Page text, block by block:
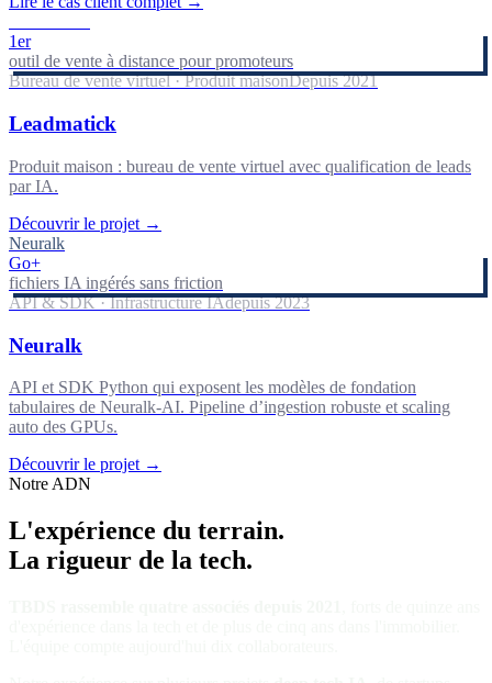
1er
outil de vente à distance pour promoteurs
Bureau de vente virtuel · Produit maisonDepuis 2021
Leadmatick
Produit maison : bureau de vente virtuel avec qualification de leads
par IA.
Découvrir le projet →
Neuralk
Go+
fichiers IA ingérés sans friction
API & SDK · Infrastructure IAdepuis 2023
Neuralk
API et SDK Python qui exposent les modèles de fondation
tabulaires de Neuralk-AI. Pipeline d’ingestion robuste et scaling
auto des GPUs.
Découvrir le projet →
Notre ADN
L'expérience du terrain.
La rigueur de la tech.